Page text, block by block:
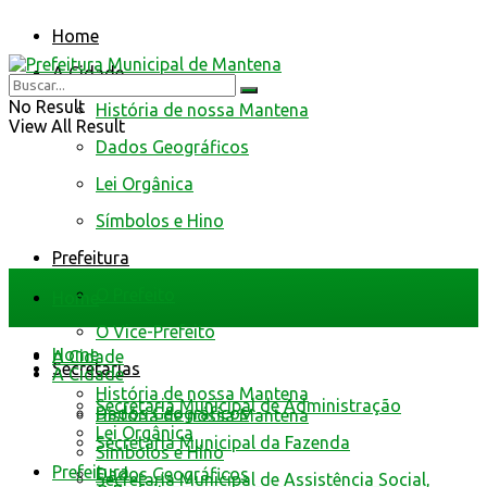
Home
A Cidade
História de nossa Mantena
Dados Geográficos
Lei Orgânica
Símbolos e Hino
Prefeitura
O Vice-Prefeito
Secretarias
Secretaria Municipal de Administração
Secretaria Municipal da Fazenda
Secretaria Municipal de Assistência Social,
No Result
View All Result
Home
A Cidade
História de nossa Mantena
Dados Geográficos
Home
A Cidade
História de nossa Mantena
Dados Geográficos
Lei Orgânica
Símbolos e Hino
Prefeitura